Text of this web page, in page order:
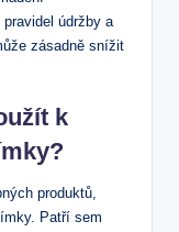
údržby a
zásadně snížit
k
produktů,
Patří sem